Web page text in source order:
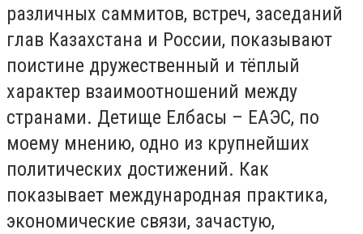
различных саммитов, встреч, заседаний
глав Казахстана и России, показывают
поистине дружественный и тёплый
характер взаимоотношений между
странами. Детище Елбасы – ЕАЭС, по
моему мнению, одно из крупнейших
политических достижений. Как
показывает международная практика,
экономические связи, зачастую,